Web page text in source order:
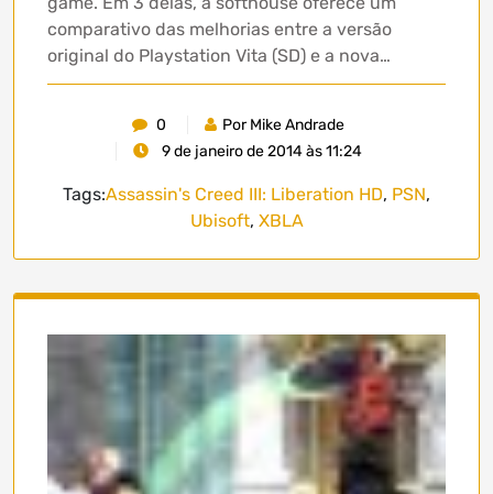
comparativo das melhorias entre a versão
original do Playstation Vita (SD) e a nova…
0
Por Mike Andrade
9 de janeiro de 2014 às 11:24
Tags:Assassin's Creed III: Liberation HD, PSN,
Ubisoft, XBLA